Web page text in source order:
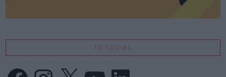
TG SOCIAL
FacebookInstagram
X LinkedIn